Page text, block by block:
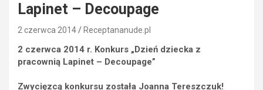
Lapinet – Decoupage
2 czerwca 2014 Receptananude.pl
2 czerwca 2014 r. Konkurs „Dzień dziecka z
pracownią Lapinet – Decoupage”
Zwycięzcą konkursu została Joanna Tereszczuk!